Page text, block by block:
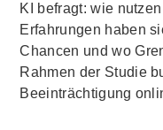
KI befragt: wie
Erfahrungen haben
Chancen und wo
Rahmen der Studie
Beeinträchtigung